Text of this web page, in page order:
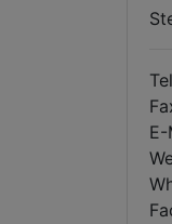
E-